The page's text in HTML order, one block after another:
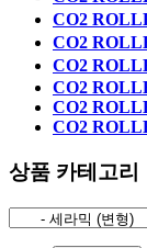
CO2
CO2
CO2
CO2
CO2
CO2
상품 카테고리